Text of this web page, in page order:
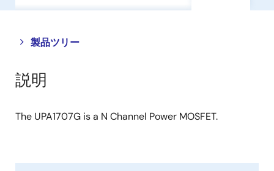
製品ツリー
Close
tree
menu
Open
tree
menu
説明
The UPA1707G is a N Channel Power MOSFET.